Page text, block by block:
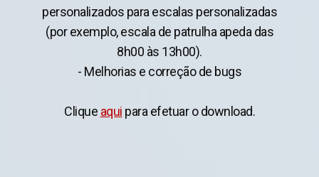
personalizados para escalas personalizadas
(por exemplo, escala de patrulha apeda das
8h00 às 13h00).
- Melhorias e correção de bugs
Clique aqui para efetuar o download.